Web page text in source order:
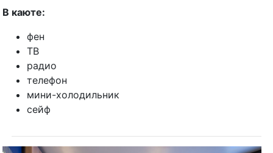
В каюте:
фен
ТВ
радио
телефон
мини-холодильник
сейф